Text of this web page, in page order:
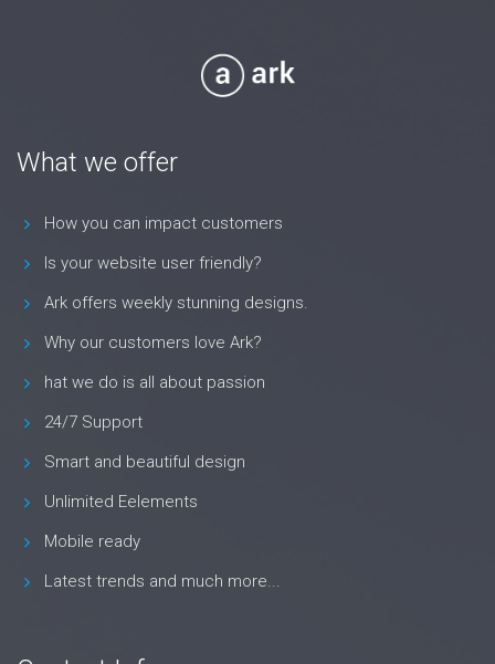
What we offer
How you can impact customers
Is your website user friendly?
Ark offers weekly stunning designs.
Why our customers love Ark?
hat we do is all about passion
24/7 Support
Smart and beautiful design
Unlimited Eelements
Mobile ready
Latest trends and much more...